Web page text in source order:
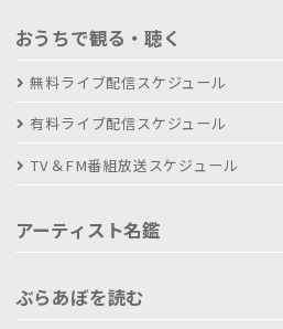
おうちで観る・聴く
無料ライブ配信スケジュール
有料ライブ配信スケジュール
TV＆FM番組放送スケジュール
アーティスト名鑑
ぶらあぼを読む